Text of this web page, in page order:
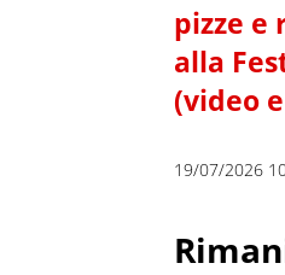
pizze e
alla
(video
19/07/2026